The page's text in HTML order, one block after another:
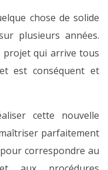
chose de solide
plusieurs années.
projet qui arrive tous
est conséquent et
cette nouvelle
parfaitement
correspondre au